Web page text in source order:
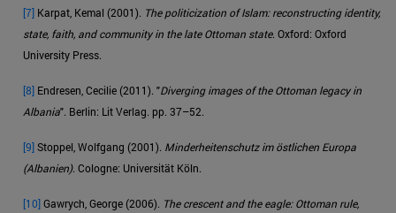
[7] Karpat, Kemal (2001). The politicization of Islam: reconstructing identity,
state, faith, and community in the late Ottoman state. Oxford: Oxford
University Press.
[8] Endresen, Cecilie (2011). "Diverging images of the Ottoman legacy in
Albania". Berlin: Lit Verlag. pp. 37–52.
[9]Stoppel, Wolfgang (2001). Minderheitenschutz im östlichen Europa
(Albanien). Cologne: Universität Köln.
[10]Gawrych, George (2006). The crescent and the eagle: Ottoman rule,